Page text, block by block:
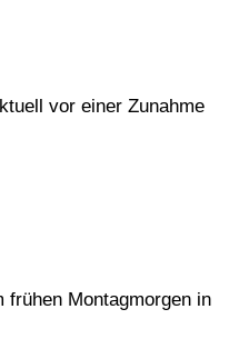
vor einer Zunahme
Montagmorgen in